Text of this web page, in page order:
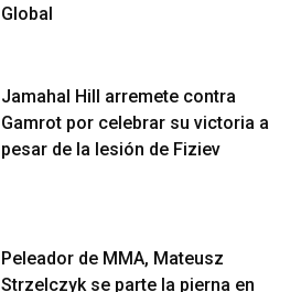
Global
Jamahal Hill arremete contra
Gamrot por celebrar su victoria a
pesar de la lesión de Fiziev
Peleador de MMA, Mateusz
Strzelczyk se parte la pierna en